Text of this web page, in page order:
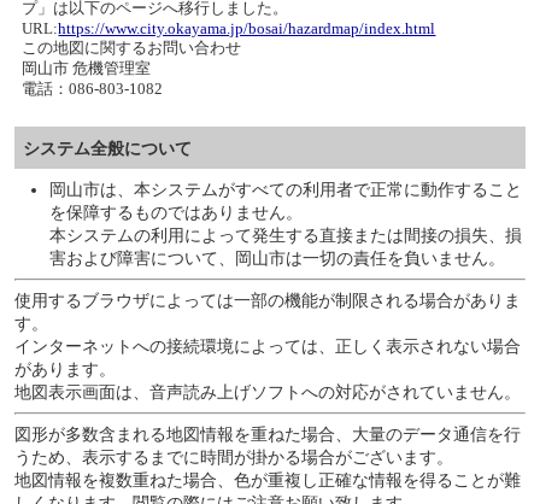
プ」は以下のページへ移行しました。
URL:https://www.city.okayama.jp/bosai/hazardmap/index.html
この地図に関するお問い合わせ
岡山市 危機管理室
電話：086-803-1082
システム全般について
岡山市は、本システムがすべての利用者で正常に動作すること
を保障するものではありません。
本システムの利用によって発生する直接または間接の損失、損
害および障害について、岡山市は一切の責任を負いません。
使用するブラウザによっては一部の機能が制限される場合がありま
す。
インターネットへの接続環境によっては、正しく表示されない場合
があります。
地図表示画面は、音声読み上げソフトへの対応がされていません。
図形が多数含まれる地図情報を重ねた場合、大量のデータ通信を行
うため、表示するまでに時間が掛かる場合がございます。
地図情報を複数重ねた場合、色が重複し正確な情報を得ることが難